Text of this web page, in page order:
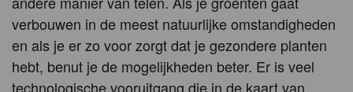
verbouwen in de meest natuurlijke omstandigheden
en als je er zo voor zorgt dat je gezondere planten
hebt, benut je de mogelijkheden beter. Er is veel
technologische vooruitgang die in de kaart van